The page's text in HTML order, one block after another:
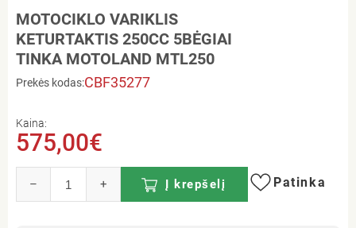
MOTOCIKLO VARIKLIS
KETURTAKTIS 250CC 5BĖGIAI
TINKA MOTOLAND MTL250
Prekės kodas:CBF35277
Kaina:
575,00€
– + Į krepšelį Patinka